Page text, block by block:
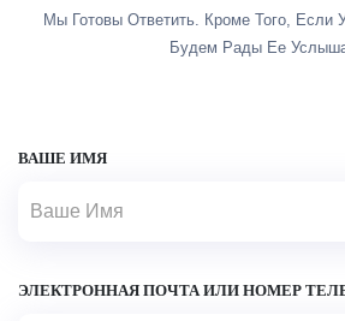
Мы Готовы Ответить. Кроме Того,
Будем Рады Ее
ВАШЕ ИМЯ
ЭЛЕКТРОННАЯ ПОЧТА ИЛИ НОМЕР